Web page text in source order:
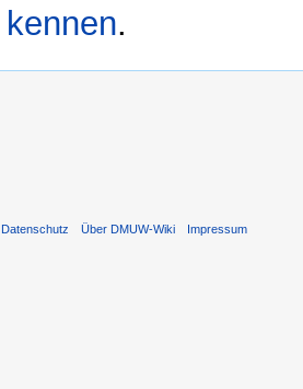
kennen.
Datenschutz Über DMUW-Wiki Impressum